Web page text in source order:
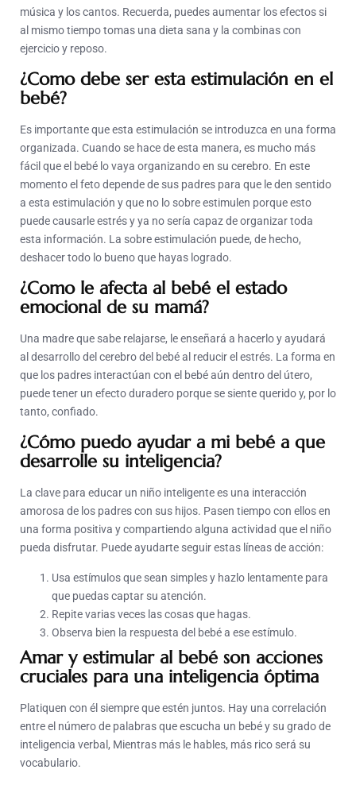
música y los cantos. Recuerda, puedes aumentar los efectos si
al mismo tiempo tomas una dieta sana y la combinas con
ejercicio y reposo.
¿Como debe ser esta estimulación en el
bebé?
Es importante que esta estimulación se introduzca en una forma
organizada. Cuando se hace de esta manera, es mucho más
fácil que el bebé lo vaya organizando en su cerebro. En este
momento el feto depende de sus padres para que le den sentido
a esta estimulación y que no lo sobre estimulen porque esto
puede causarle estrés y ya no sería capaz de organizar toda
esta información. La sobre estimulación puede, de hecho,
deshacer todo lo bueno que hayas logrado.
¿Como le afecta al bebé el estado
emocional de su mamá?
Una madre que sabe relajarse, le enseñará a hacerlo y ayudará
al desarrollo del cerebro del bebé al reducir el estrés. La forma en
que los padres interactúan con el bebé aún dentro del útero,
puede tener un efecto duradero porque se siente querido y, por lo
tanto, confiado.
¿Cómo puedo ayudar a mi bebé a que
desarrolle su inteligencia?
La clave para educar un niño inteligente es una interacción
amorosa de los padres con sus hijos. Pasen tiempo con ellos en
una forma positiva y compartiendo alguna actividad que el niño
pueda disfrutar. Puede ayudarte seguir estas líneas de acción:
Usa estímulos que sean simples y hazlo lentamente para
que puedas captar su atención.
Repite varias veces las cosas que hagas.
Observa bien la respuesta del bebé a ese estímulo.
Amar y estimular al bebé son acciones
cruciales para una inteligencia óptima
Platiquen con él siempre que estén juntos. Hay una correlación
entre el número de palabras que escucha un bebé y su grado de
inteligencia verbal, Mientras más le hables, más rico será su
vocabulario.